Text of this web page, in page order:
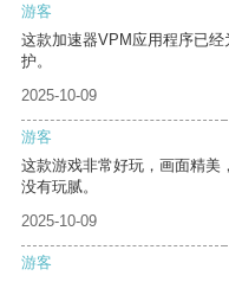
游客
这款加速器VPM应用程序已
护。
2025-10-09
游客
这款游戏非常好玩，画面精美
没有玩腻。
2025-10-09
游客